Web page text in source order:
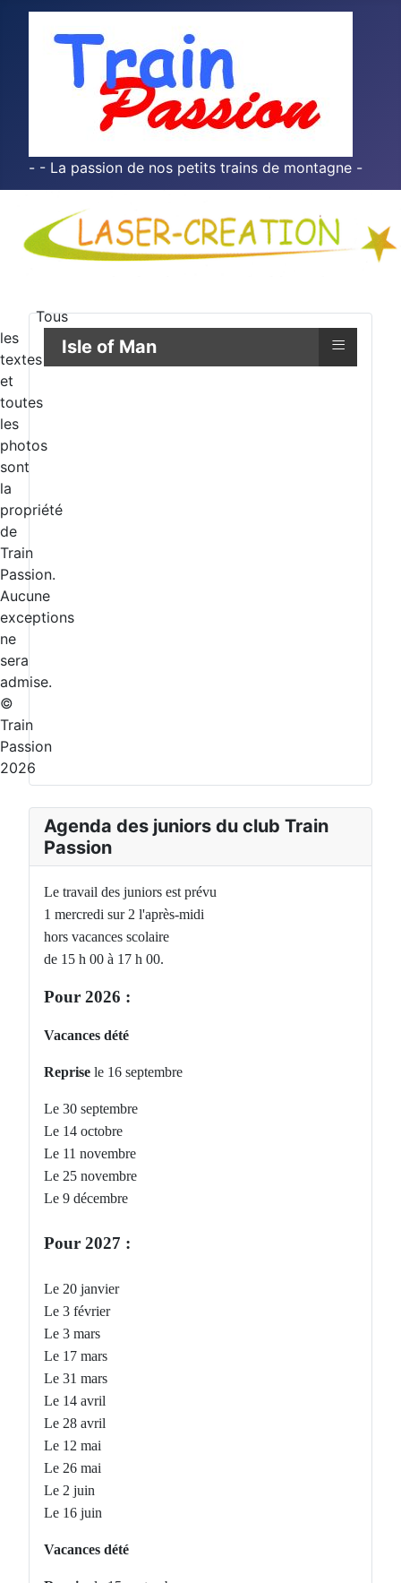
- - La passion de nos petits trains de montagne -
Isle of Man ≡
Agenda des juniors du club Train
Passion
Le travail des juniors est prévu
1 mercredi sur 2 l'après-midi
hors vacances scolaire
de 15 h 00 à 17 h 00.
Pour 2026 :
Vacances dété
Reprise le 16 septembre
Le 30 septembre
Le 14 octobre
Le 11 novembre
Le 25 novembre
Le 9 décembre
Pour 2027 :
Le 20 janvier
Le 3 février
Le 3 mars
Le 17 mars
Le 31 mars
Le 14 avril
Le 28 avril
Le 12 mai
Le 26 mai
Le 2 juin
Le 16 juin
Vacances dété
Tous
les
textes
et
toutes
les
photos
sont
la
propriété
de
Train
Passion.
Aucune
exceptions
ne
sera
admise.
©
Train
Passion
2026